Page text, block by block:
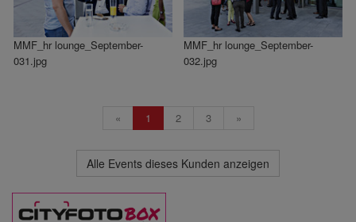
MMF_hr lounge_September-
031.jpg
MMF_hr lounge_September-
032.jpg
« 1 2 3 »
Alle Events dieses Kunden anzeigen